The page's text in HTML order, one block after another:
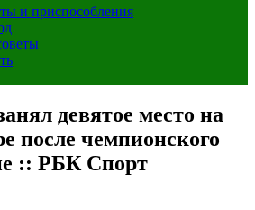
и приспособления
девятое место на
после чемпионского
:: РБК Спорт